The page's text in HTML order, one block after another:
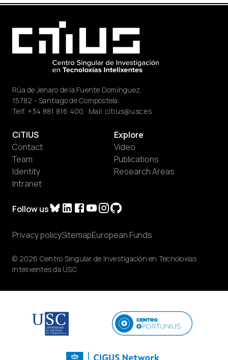
Rúa de Jenaro de la Fuente Domínguez,
15782 - Santiago de Compostela.
Telf. +34 881 816 400 · Mail: citius@usc.es
Follow us
CiTIUS
Contact
Team
Identity
Intranet
Explore
Video
Publications
Research Areas
© 2026 Centro Singular de Investigación en Tecnoloxías
Intelixentes da USC
Privacy policySitemapEuropean Funds